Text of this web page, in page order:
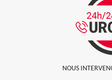
NOUS